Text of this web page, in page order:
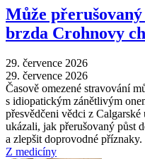
Může
brzda Crohnovy
29. července 2026
29. července 2026
Časově omezené stravování
s idiopatickým zánětlivým
přesvědčeni vědci z
ukázali, jak přerušovaný půst
a zlepšit doprovodné příznaky.
Z medicíny